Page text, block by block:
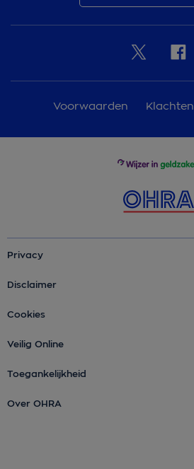
Voorwaarden Klachten
Privacy
Disclaimer
Cookies
Veilig Online
Toegankelijkheid
Over OHRA